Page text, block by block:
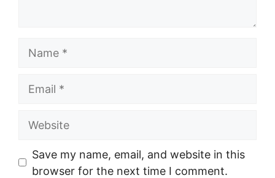
Website
Save my name, email, and website in this
browser for the next time I comment.